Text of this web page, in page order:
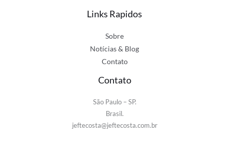
Links Rapidos
Sobre
Notícias & Blog
Contato
Contato
São Paulo – SP.
Brasil.
jeftecosta@jeftecosta.com.br